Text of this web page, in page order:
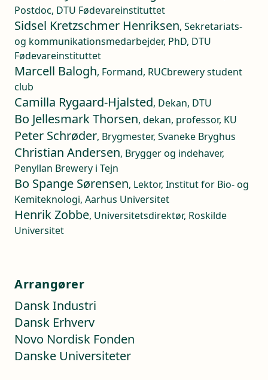
Postdoc, DTU Fødevareinstituttet
Sidsel Kretzschmer Henriksen, Sekretariats-
og kommunikationsmedarbejder, PhD, DTU
Fødevareinstituttet
Marcell Balogh, Formand, RUCbrewery student
club
Camilla Rygaard-Hjalsted, Dekan, DTU
Bo Jellesmark Thorsen, dekan, professor, KU
Peter Schrøder, Brygmester, Svaneke Bryghus
Christian Andersen, Brygger og indehaver,
Penyllan Brewery i Tejn
Bo Spange Sørensen, Lektor, Institut for Bio- og
Kemiteknologi, Aarhus Universitet
Henrik Zobbe, Universitetsdirektør, Roskilde
Universitet
Arrangører
Dansk Industri
Dansk Erhverv
Novo Nordisk Fonden
Danske Universiteter